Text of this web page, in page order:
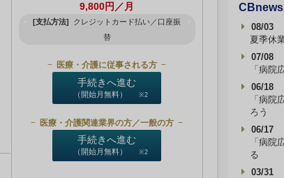
9,800円／月
[支払方法]
クレジットカード払い／口座振
替
医療・介護に従事される方
手続きへ進む
（開始月無料） ※2
医療・介護関連業界の方／一般の方
手続きへ進む
（開始月無料） ※2
08/03
夏季休
07/08
「病院
06/18
「病院
ろう
06/17
「病院
る
03/31